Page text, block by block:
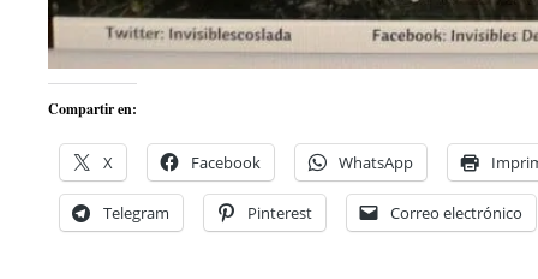
Compartir en:
X Facebook WhatsApp
Telegram Pinterest Correo electrónico